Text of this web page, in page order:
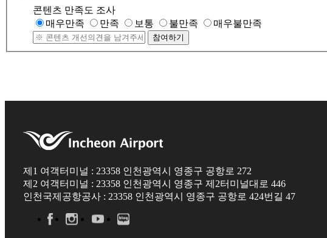
콘텐츠 만족도 조사
매우만족
만족 보통 불만족 매우불만족
참여하기
제1 여객터미널 : 23358 인천광역시 영종구 공항로 272
제2 여객터미널 : 23358 인천광역시 영종구 제2터미널대로 446
인천국제공항공사 : 23358 인천광역시 영종구 공항로 424번길 47